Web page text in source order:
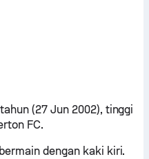
(27 Jun 2002), tinggi
FC.
dengan kaki kiri.